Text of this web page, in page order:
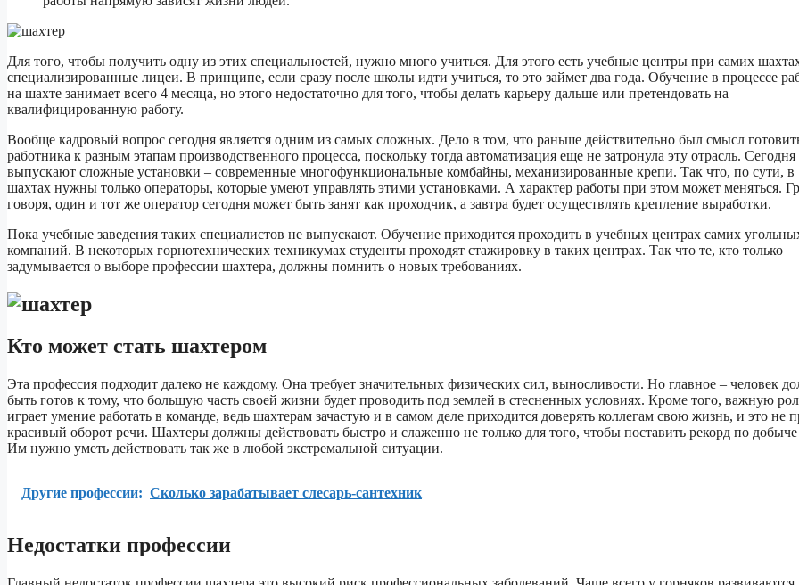
Для того, чтобы получить одну из этих специальностей, нужно много учиться. Для этого есть учебные центры при самих
специализированные лицеи. В принципе, если сразу после школы идти учиться, то это займет два года. Обучение в процессе
на шахте занимает всего 4 месяца, но этого недостаточно для того, чтобы делать карьеру дальше или претендовать на
квалифицированную работу.
Вообще кадровый вопрос сегодня является одним из самых сложных. Дело в том, что раньше действительно был смысл
работника к разным этапам производственного процесса, поскольку тогда автоматизация еще не затронула эту отрасль. Сегодня
выпускают сложные установки – современные многофункциональные комбайны, механизированные крепи. Так что, по сути, в
шахтах нужны только операторы, которые умеют управлять этими установками. А характер работы при этом может меняться.
говоря, один и тот же оператор сегодня может быть занят как проходчик, а завтра будет осуществлять крепление выработки.
Пока учебные заведения таких специалистов не выпускают. Обучение приходится проходить в учебных центрах самих
компаний. В некоторых горнотехнических техникумах студенты проходят стажировку в таких центрах. Так что те, кто только
задумывается о выборе профессии шахтера, должны помнить о новых требованиях.
Кто может стать шахтером
Эта профессия подходит далеко не каждому. Она требует значительных физических сил, выносливости. Но главное – человек
быть готов к тому, что большую часть своей жизни будет проводить под землей в стесненных условиях. Кроме того, важную
играет умение работать в команде, ведь шахтерам зачастую и в самом деле приходится доверять коллегам свою жизнь, и это не
красивый оборот речи. Шахтеры должны действовать быстро и слаженно не только для того, чтобы поставить рекорд по добыче
Им нужно уметь действовать так же в любой экстремальной ситуации.
Другие профессии: Сколько зарабатывает слесарь-сантехник
Недостатки профессии